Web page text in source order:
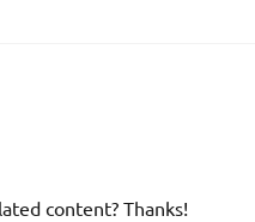
content? Thanks!